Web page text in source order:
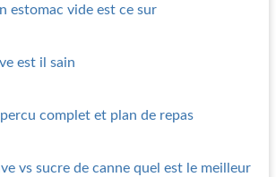
estomac vide est ce sur
est il sain
complet et plan de repas
vs sucre de canne quel est le meilleur